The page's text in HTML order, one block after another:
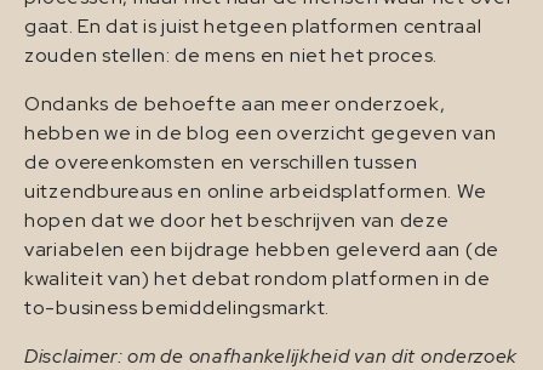
gaat. En dat is juist hetgeen platformen centraal
zouden stellen: de mens en niet het proces.
Ondanks de behoefte aan meer onderzoek,
hebben we in de blog een overzicht gegeven van
de overeenkomsten en verschillen tussen
uitzendbureaus en online arbeidsplatformen. We
hopen dat we door het beschrijven van deze
variabelen een bijdrage hebben geleverd aan (de
kwaliteit van) het debat rondom platformen in de
to-business bemiddelingsmarkt.
Disclaimer: om de onafhankelijkheid van dit onderzoek